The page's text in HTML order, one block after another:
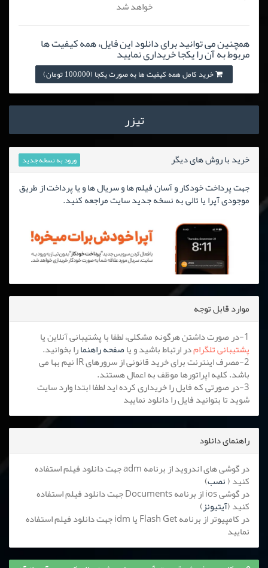
خواهد شد
همچنین می توانید برای دانلود این فایل، همه کیفیت ها
مربوط به آن را یکجا خریداری نمایید
خرید کامل همه کیفیت ها به صورت یکجا (100,000 تومان)
تیزر
خرید با روش های دیگر ورود به نسخه جدید
جهت پرداخت خودکار و آسان فیلم ها و سریال ها و یا پرداخت از طریق
موجودی آپرا یا تالی به نسخه جدید سایت مراجعه کنید.
موارد قابل توجه
1-در صورت داشتن هرگونه مشکلی، لطفا با پشتیبانی آنلاین یا
پشتیبانی تلگرامدر ارتباط باشید و یاصفحه راهنمارا بخوانید.
2-مصرف اینترنت برای خرید قانونی از سرورهای IR نیم بها می
باشد. کلیه اپراتورها موظف به اعمال هستند.
3-در صورتی که فایل را خریداری کرده اید لطفا ابتدا وارد سایت
شوید تا بتوانید فایل را دانلود نمایید
راهنمای دانلود
در گوشی های اندروید از برنامه adm جهت دانلود فیلم استفاده
کنید (نصب)
در گوشی ios از برنامه Documents جهت دانلود فیلم استفاده
کنید (آیتیونز)
در کامپیوتر از برنامه Flash Get یا idm جهت دانلود فیلم استفاده
نمایید